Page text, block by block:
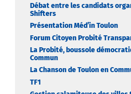
Débat entre les candidats
Shifters
Présentation Méd’in Toulon
Forum Citoyen Probité
La Probité, boussole
Commun
La Chanson de Toulon en
TF1